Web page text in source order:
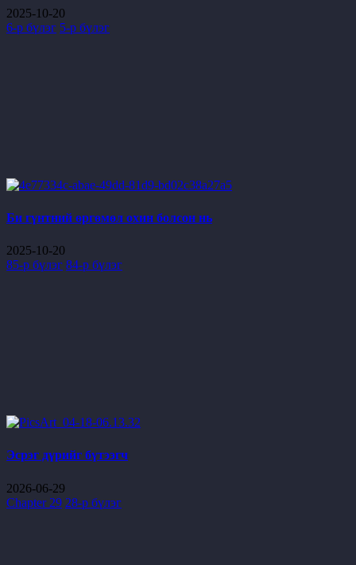
2025-10-20
6-р бүлэг 5-р бүлэг
Би гүнтний өргөмөл охин болсон нь
2025-10-20
85-р бүлэг 84-р бүлэг
Эсрэг дүрийг бүтээгч
2026-06-29
Chapter 29 28-р бүлэг